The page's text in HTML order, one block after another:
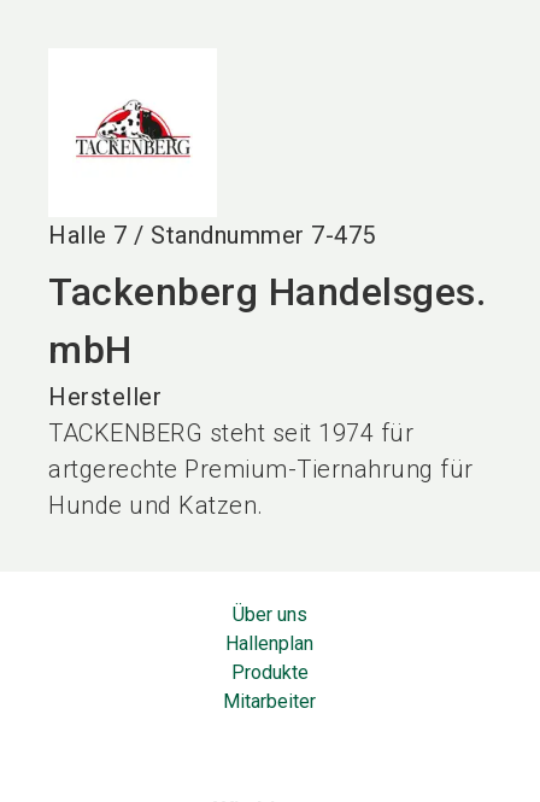
Halle 7 / Standnummer 7-475
Tackenberg Handelsges.
mbH
Hersteller
TACKENBERG steht seit 1974 für
artgerechte Premium-Tiernahrung für
Hunde und Katzen.
Über uns
Hallenplan
Produkte
Mitarbeiter